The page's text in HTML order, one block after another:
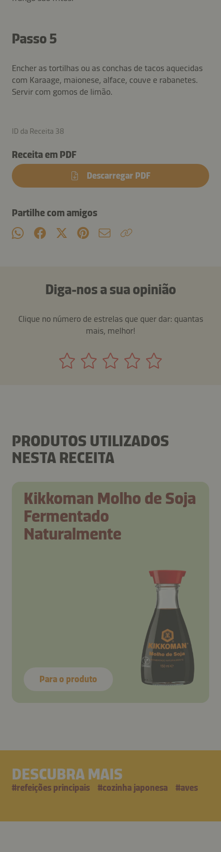
Passo 5
Encher as tortilhas ou as conchas de tacos aquecidas
com Karaage, maionese, alface, couve e rabanetes.
Servir com gomos de limão.
ID da Receita 38
Receita em PDF
Descarregar PDF
Partilhe com amigos
Diga-nos a sua opinião
Clique no número de estrelas que quer dar: quantas
mais, melhor!
PRODUTOS UTILIZADOS
NESTA RECEITA
Kikkoman Molho de Soja
Fermentado
Naturalmente
Para o produto
DESCUBRA MAIS
#refeições principais #cozinha japonesa #aves